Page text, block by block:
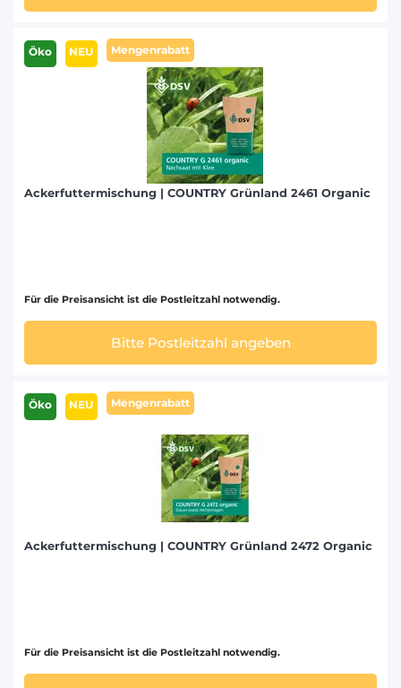
Öko NEU Mengenrabatt
Ackerfuttermischung | COUNTRY Grünland 2461 Organic
Für die Preisansicht ist die Postleitzahl notwendig.
Bitte Postleitzahl angeben
Öko NEU Mengenrabatt
Ackerfuttermischung | COUNTRY Grünland 2472 Organic
Für die Preisansicht ist die Postleitzahl notwendig.